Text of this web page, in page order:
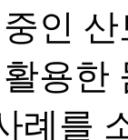
인
용한
례를